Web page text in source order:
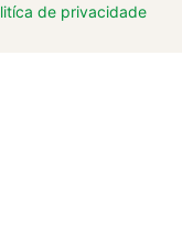
de privacidade